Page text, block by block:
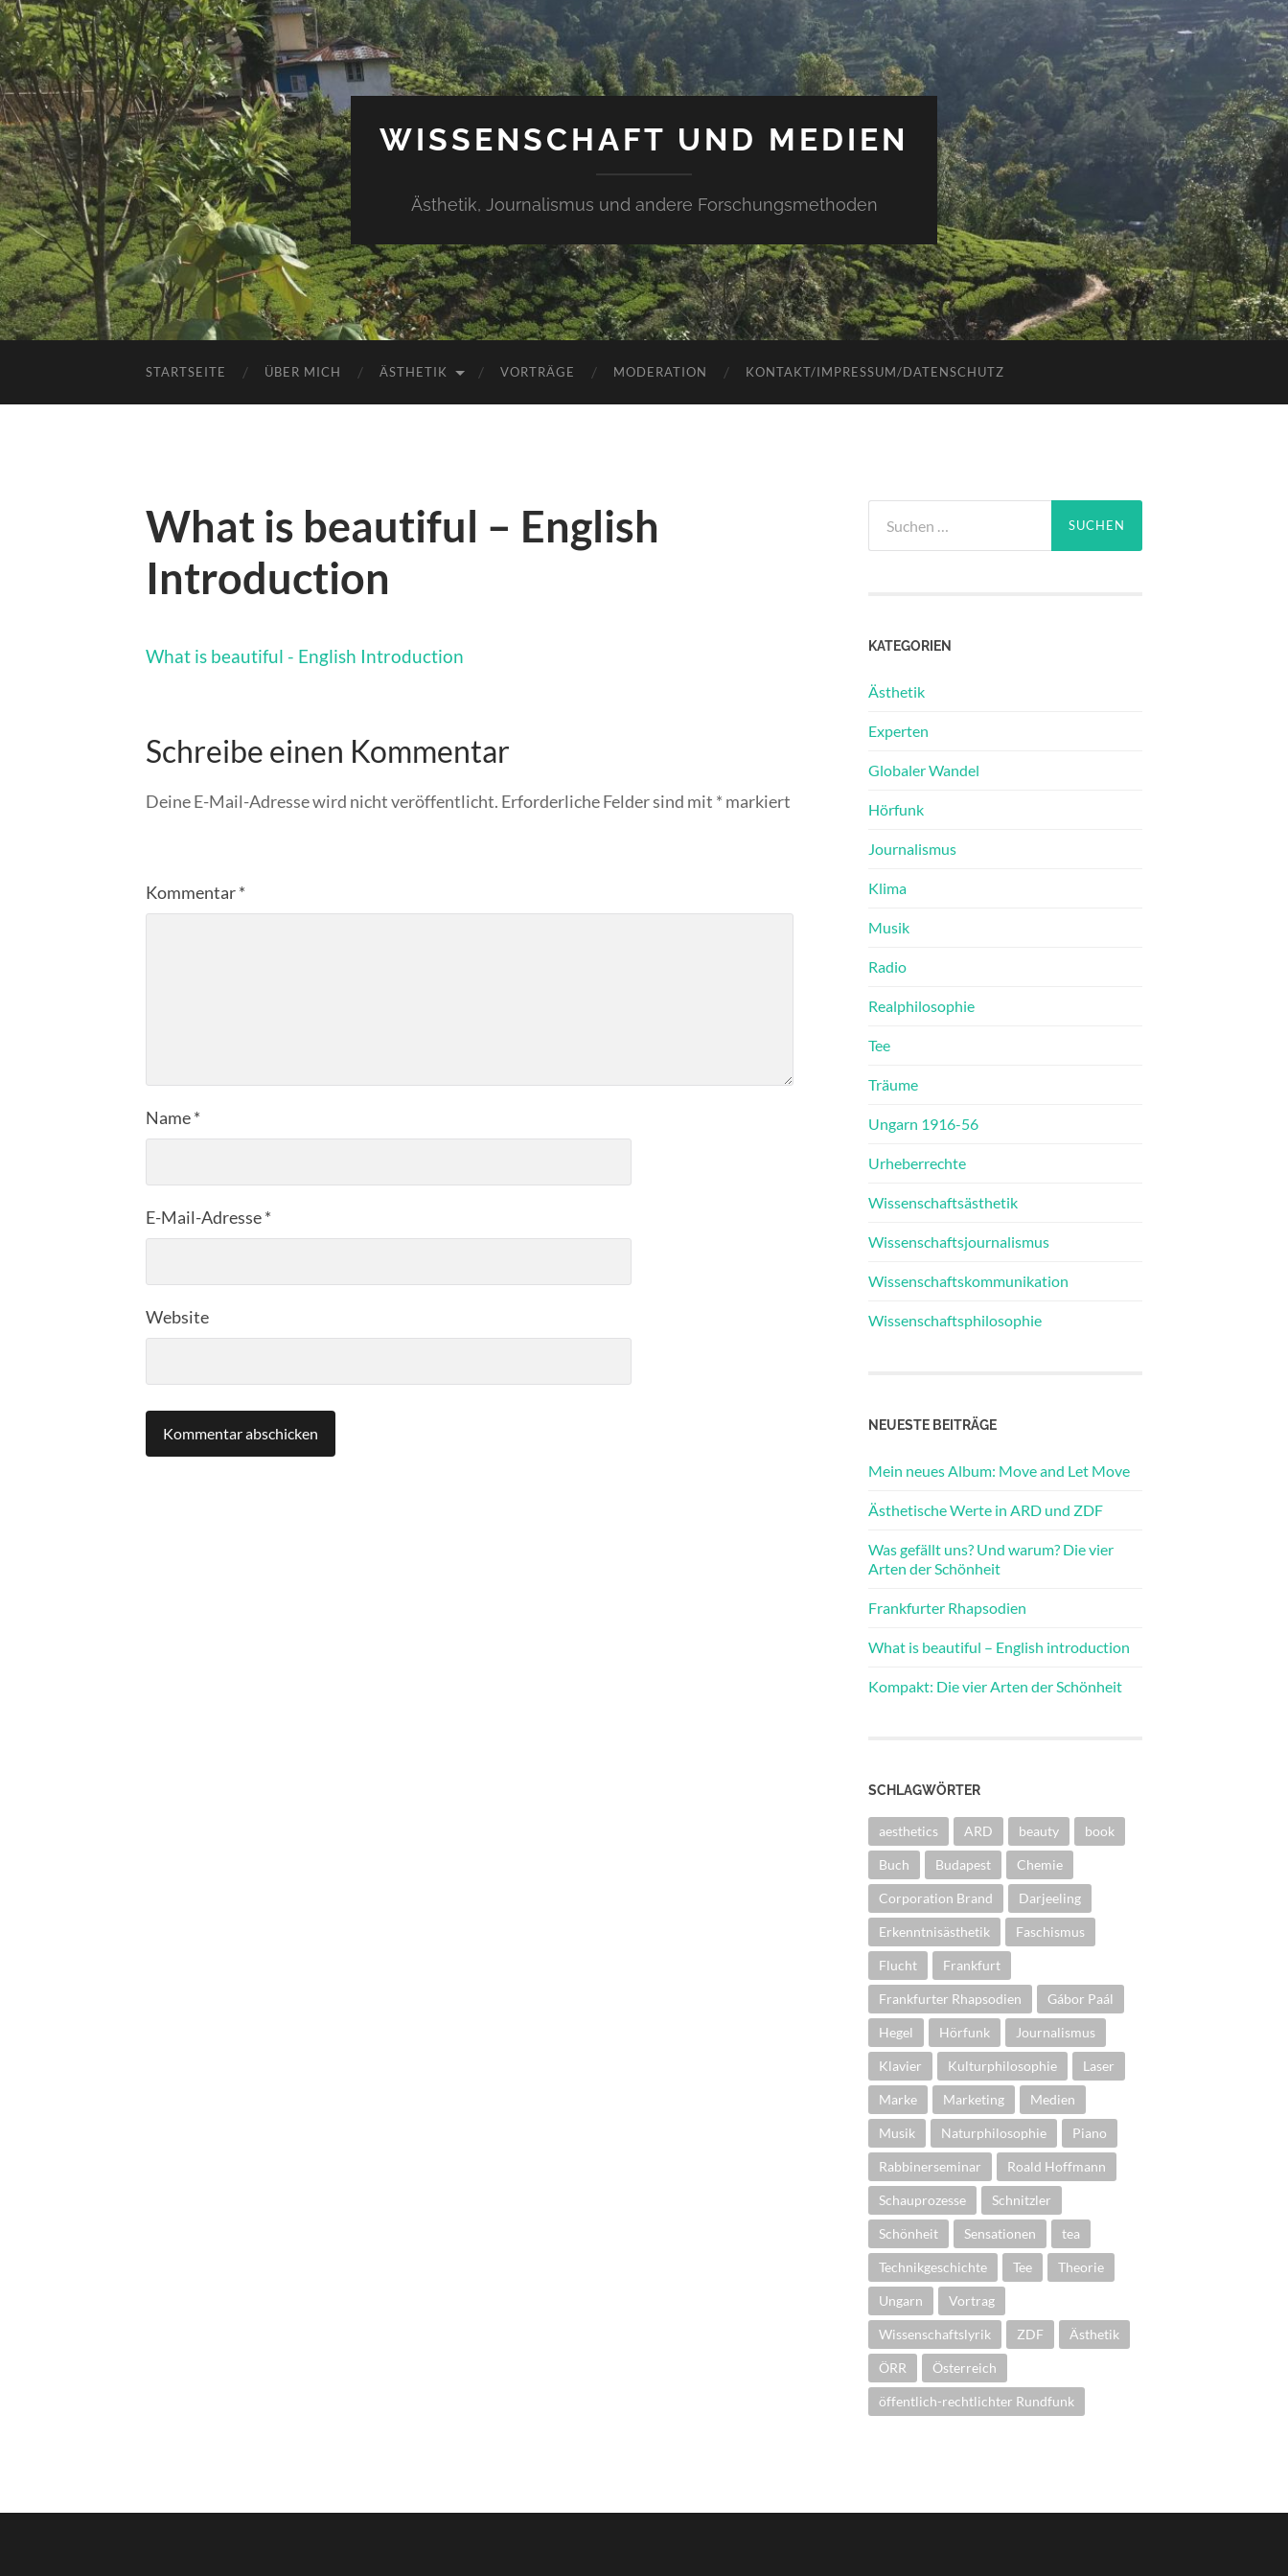
WISSENSCHAFT UND MEDIEN
Ästhetik, Journalismus und andere Forschungsmethoden
STARTSEITE ÜBER MICH ÄSTHETIK VORTRÄGE MODERATION KONTAKT/IMPRESSUM/DATENSCHUTZ
What is beautiful – English
Introduction
What is beautiful - English Introduction
Schreibe einen Kommentar
Deine E-Mail-Adresse wird nicht veröffentlicht. Erforderliche Felder sind mit * markiert
Kommentar*
Name*
E-Mail-Adresse*
Website
nach:
KATEGORIEN
Ästhetik
Experten
Globaler Wandel
Hörfunk
Journalismus
Klima
Musik
Radio
Realphilosophie
Tee
Träume
Ungarn 1916-56
Urheberrechte
Wissenschaftsästhetik
Wissenschaftsjournalismus
Wissenschaftskommunikation
Wissenschaftsphilosophie
NEUESTE BEITRÄGE
Mein neues Album: Move and Let Move
Ästhetische Werte in ARD und ZDF
Was gefällt uns? Und warum? Die vier
Arten der Schönheit
Frankfurter Rhapsodien
What is beautiful – English introduction
Kompakt: Die vier Arten der Schönheit
SCHLAGWÖRTER
aesthetics ARD beauty book
Buch Budapest Chemie
Corporation Brand Darjeeling
Erkenntnisästhetik Faschismus
Flucht Frankfurt
Frankfurter Rhapsodien Gábor Paál
Hegel Hörfunk Journalismus
Klavier Kulturphilosophie Laser
Marke Marketing Medien
Musik Naturphilosophie Piano
Rabbinerseminar Roald Hoffmann
Schauprozesse Schnitzler
Schönheit Sensationen tea
Technikgeschichte Tee Theorie
Ungarn Vortrag
Wissenschaftslyrik ZDF Ästhetik
ÖRR Österreich
öffentlich-rechtlichter Rundfunk